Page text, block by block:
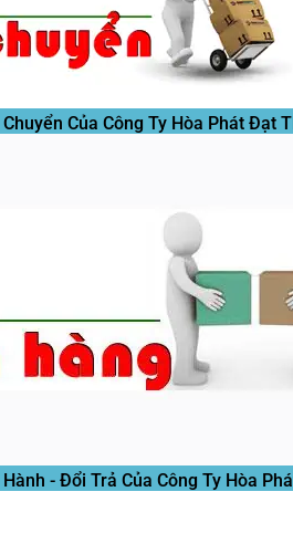
Của Công Ty Hòa Phát Đạt
- Đổi Trả Của Công Ty Hòa